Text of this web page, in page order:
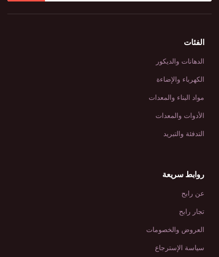
الفئات
الدهانات والديكور
الكهرباء والإضاءة
مواد البناء والمعدات
الأدوات والمعدات
التدفئة والتبريد
روابط سريعة
عن رابح
تجار رابح
العروض والخصومات
سياسة الإسترجاع